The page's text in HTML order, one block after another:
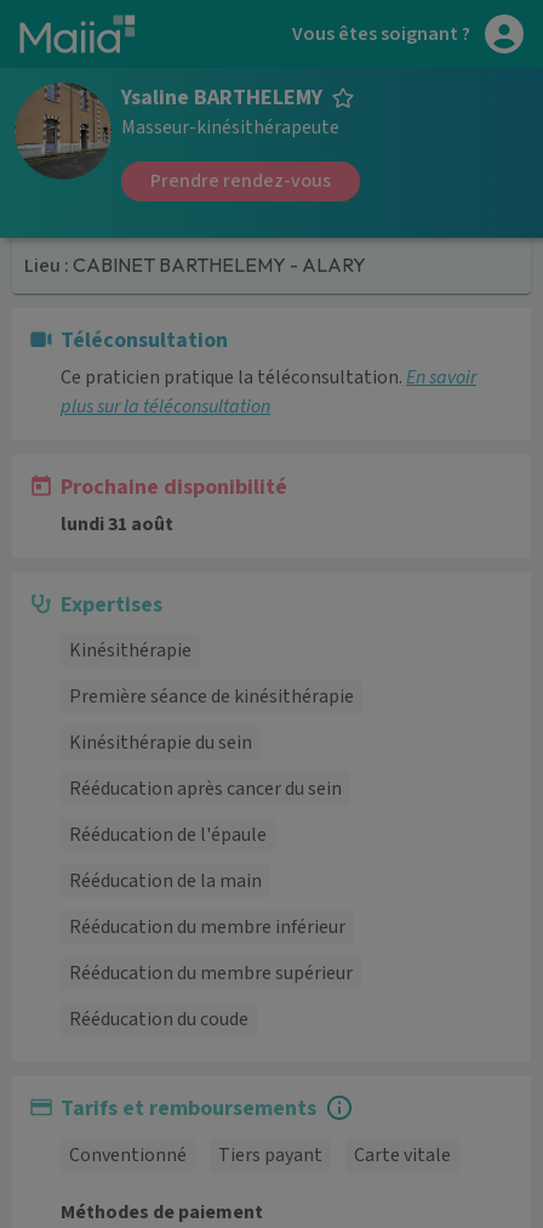
Aller au contenu principal Vous êtes soignant ?
Ysaline BARTHELEMY
Masseur-kinésithérapeute
Prendre rendez-vous
Lieu : CABINET BARTHELEMY - ALARY
Téléconsultation
Ce praticien pratique la téléconsultation.En savoir
plus sur la téléconsultation
Prochaine disponibilité
lundi 31 août
Expertises
Kinésithérapie
Première séance de kinésithérapie
Kinésithérapie du sein
Rééducation après cancer du sein
Rééducation de l'épaule
Rééducation de la main
Rééducation du membre inférieur
Rééducation du membre supérieur
Rééducation du coude
Tarifs et remboursements
Conventionné Tiers payant Carte vitale
Méthodes de paiement